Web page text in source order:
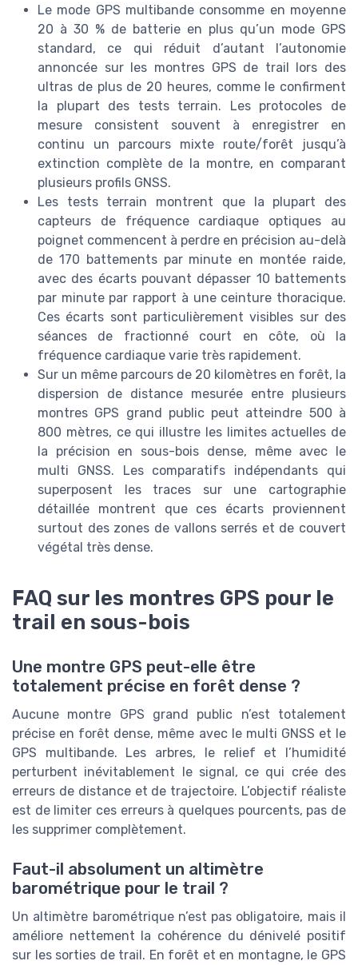
Le mode GPS multibande consomme en moyenne
20 à 30 % de batterie en plus qu’un mode GPS
standard, ce qui réduit d’autant l’autonomie
annoncée sur les montres GPS de trail lors des
ultras de plus de 20 heures, comme le confirment
la plupart des tests terrain. Les protocoles de
mesure consistent souvent à enregistrer en
continu un parcours mixte route/forêt jusqu’à
extinction complète de la montre, en comparant
plusieurs profils GNSS.
Les tests terrain montrent que la plupart des
capteurs de fréquence cardiaque optiques au
poignet commencent à perdre en précision au-delà
de 170 battements par minute en montée raide,
avec des écarts pouvant dépasser 10 battements
par minute par rapport à une ceinture thoracique.
Ces écarts sont particulièrement visibles sur des
séances de fractionné court en côte, où la
fréquence cardiaque varie très rapidement.
Sur un même parcours de 20 kilomètres en forêt, la
dispersion de distance mesurée entre plusieurs
montres GPS grand public peut atteindre 500 à
800 mètres, ce qui illustre les limites actuelles de
la précision en sous-bois dense, même avec le
multi GNSS. Les comparatifs indépendants qui
superposent les traces sur une cartographie
détaillée montrent que ces écarts proviennent
surtout des zones de vallons serrés et de couvert
végétal très dense.
FAQ sur les montres GPS pour le
trail en sous-bois
Une montre GPS peut-elle être
totalement précise en forêt dense ?
Aucune montre GPS grand public n’est totalement
précise en forêt dense, même avec le multi GNSS et le
GPS multibande. Les arbres, le relief et l’humidité
perturbent inévitablement le signal, ce qui crée des
erreurs de distance et de trajectoire. L’objectif réaliste
est de limiter ces erreurs à quelques pourcents, pas de
les supprimer complètement.
Faut-il absolument un altimètre
barométrique pour le trail ?
Un altimètre barométrique n’est pas obligatoire, mais il
améliore nettement la cohérence du dénivelé positif
sur les sorties de trail. En forêt et en montagne, le GPS